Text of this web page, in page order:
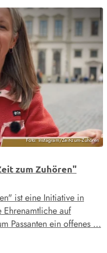
Foto: Instagram/Zeit-zum-Zuhören
zum Zuhören"
ist eine Initiative in
auf
Passanten ein offenes …